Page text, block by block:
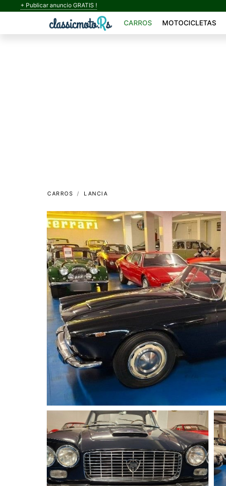
+ Publicar anuncio GRATIS !
CARROS MOTOCICLETAS
CARROS LANCIA